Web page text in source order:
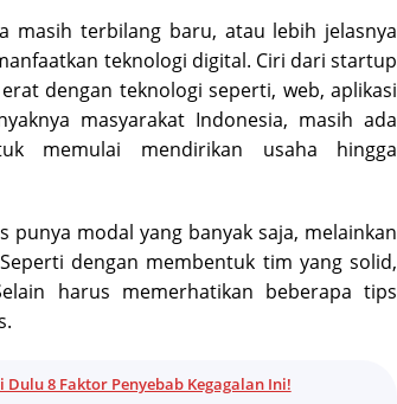
masih terbilang baru, atau lebih jelasnya
teknologi digital. Ciri dari startup
dengan teknologi seperti, web, aplikasi
masyarakat Indonesia, masih ada
memulai mendirikan usaha hingga
modal yang banyak saja, melainkan
dengan membentuk tim yang solid,
harus memerhatikan beberapa tips
8 Faktor Penyebab Kegagalan Ini!